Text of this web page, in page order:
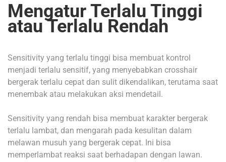
Mengatur Terlalu Tinggi
atauTerlalu Rendah
Sensitivity yang terlalu tinggi bisa membuat kontrol
menjadi terlalu sensitif, yang menyebabkan crosshair
bergerak terlalu cepat dan sulit dikendalikan, terutama saat
menembak atau melakukan aksi mendetail.
Sensitivity yang rendah bisa membuat karakter bergerak
terlalu lambat, dan mengarah pada kesulitan dalam
melawan musuh yang bergerak cepat. Ini bisa
memperlambat reaksi saat berhadapan dengan lawan.